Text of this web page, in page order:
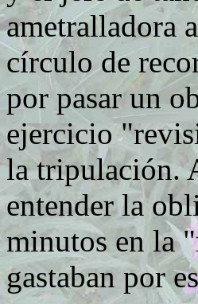
ametralladora
círculo de
por pasar un
ejercicio
la tripulación.
entender la
minutos en la
gastaban por